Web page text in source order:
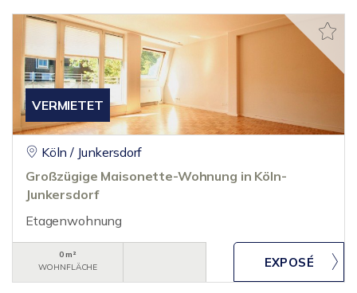
VERMIETET
Köln / Junkersdorf
Großzügige Maisonette-Wohnung in Köln-
Junkersdorf
Etagenwohnung
0 m²
WOHNFLÄCHE